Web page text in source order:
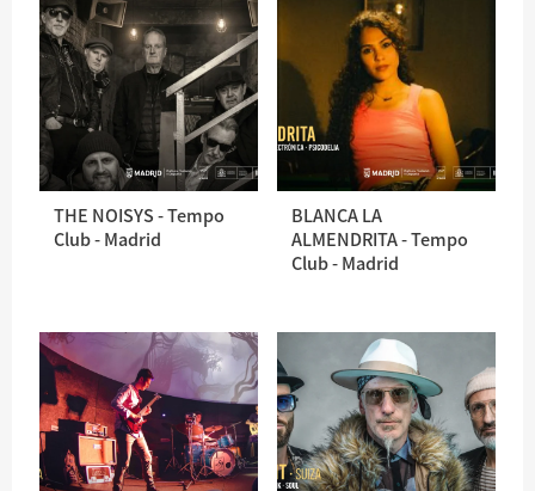
THE NOISYS - Tempo
Club - Madrid
BLANCA LA
ALMENDRITA - Tempo
Club - Madrid